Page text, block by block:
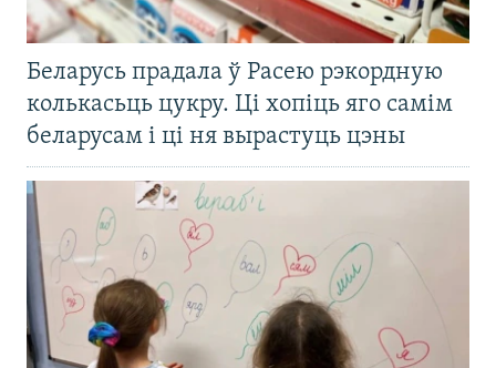
Беларусь прадала ў Расею рэкордную
колькасьць цукру. Ці хопіць яго самім
беларусам і ці ня вырастуць цэны